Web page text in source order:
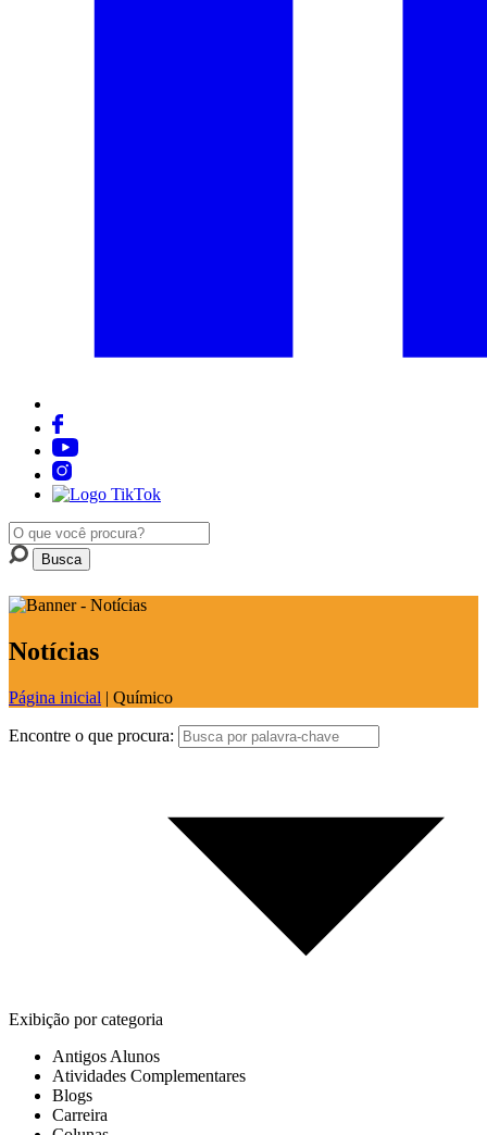
Notícias
Página inicial | Químico
Encontre o que procura:
Exibição por categoria
Antigos Alunos
Atividades Complementares
Blogs
Carreira